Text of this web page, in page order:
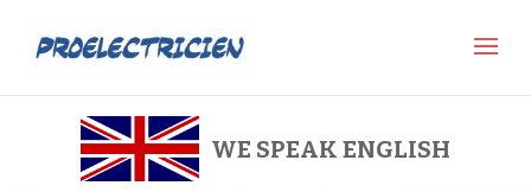
WE SPEAK ENGLISH